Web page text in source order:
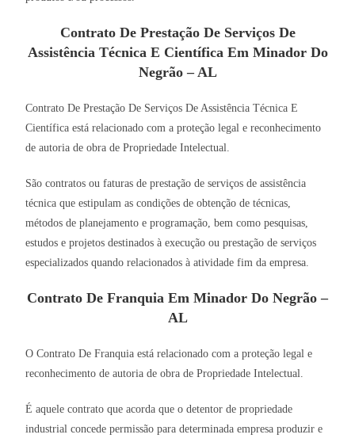
Contrato De Prestação De Serviços De
Assistência Técnica E Científica Em Minador Do
Negrão – AL
Contrato De Prestação De Serviços De Assistência Técnica E
Científica está relacionado com a proteção legal e reconhecimento
de autoria de obra de Propriedade Intelectual.
São contratos ou faturas de prestação de serviços de assistência
técnica que estipulam as condições de obtenção de técnicas,
métodos de planejamento e programação, bem como pesquisas,
estudos e projetos destinados à execução ou prestação de serviços
especializados quando relacionados à atividade fim da empresa.
Contrato De Franquia Em Minador Do Negrão –
AL
O Contrato De Franquia está relacionado com a proteção legal e
reconhecimento de autoria de obra de Propriedade Intelectual.
É aquele contrato que acorda que o detentor de propriedade
industrial concede permissão para determinada empresa produzir e